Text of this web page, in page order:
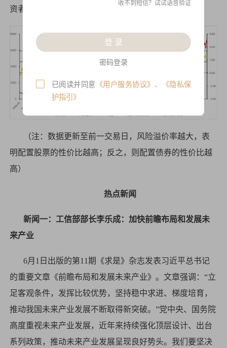
资者择机分批布局。
（注：数据更新至前一交易日，风险溢价率越大，表
明配置股票的性价比越高；反之，则配置债券的性价比越
高）
热点新闻
新闻一：工信部部长李乐成：加快前瞻布局和发展未
来产业
6月1日出版的第11期《求是》杂志发表习近平总书记
的重要文章《前瞻布局和发展未来产业》。文章强调：“立
足客观条件，发挥比较优势，坚持稳中求进、梯度培育，
推动我国未来产业发展不断取得新突破。”党中央、国务院
高度重视未来产业发展，近年来持续强化顶层设计、出台
系列政策，推动未来产业发展呈现良好势头。我们要坚决
收不到短信？试试语音验证
登 录
密码登录
已阅读并同意 《用户服务协议》 、
《隐私保
护指引》